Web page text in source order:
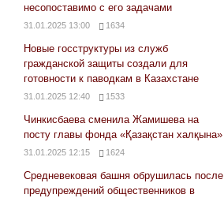
несопоставимо с его задачами
31.01.2025 13:00 1634
Новые госструктуры из служб
гражданской защиты создали для
готовности к паводкам в Казахстане
31.01.2025 12:40 1533
Чинкисбаева сменила Жамишева на
посту главы фонда «Қазақстан халқына»
31.01.2025 12:15 1624
Средневековая башня обрушилась после
предупреждений общественников в